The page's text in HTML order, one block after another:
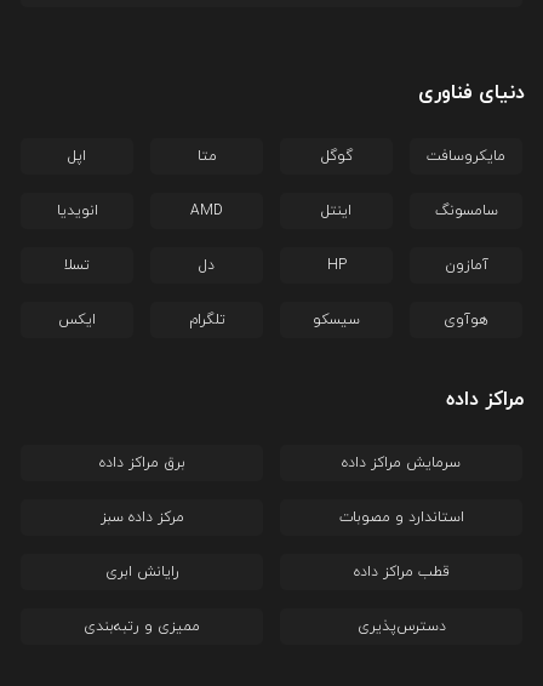
دنیای فناوری
مایکروسافت گوگل متا اپل
سامسونگ اینتل AMD انویدیا
آمازون HP دل تسلا
هوآوی سیسکو تلگرام ایکس
مراکز داده
سرمایش مراکز داده برق مراکز داده
استاندارد و مصوبات مرکز داده سبز
قطب مراکز داده رایانش ابری
دسترس‌پذیری ممیزی و رتبه‌بندی